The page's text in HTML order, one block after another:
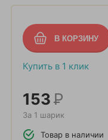
Купить в 1 клик
153Р
За 1 шарик
Товар в наличии